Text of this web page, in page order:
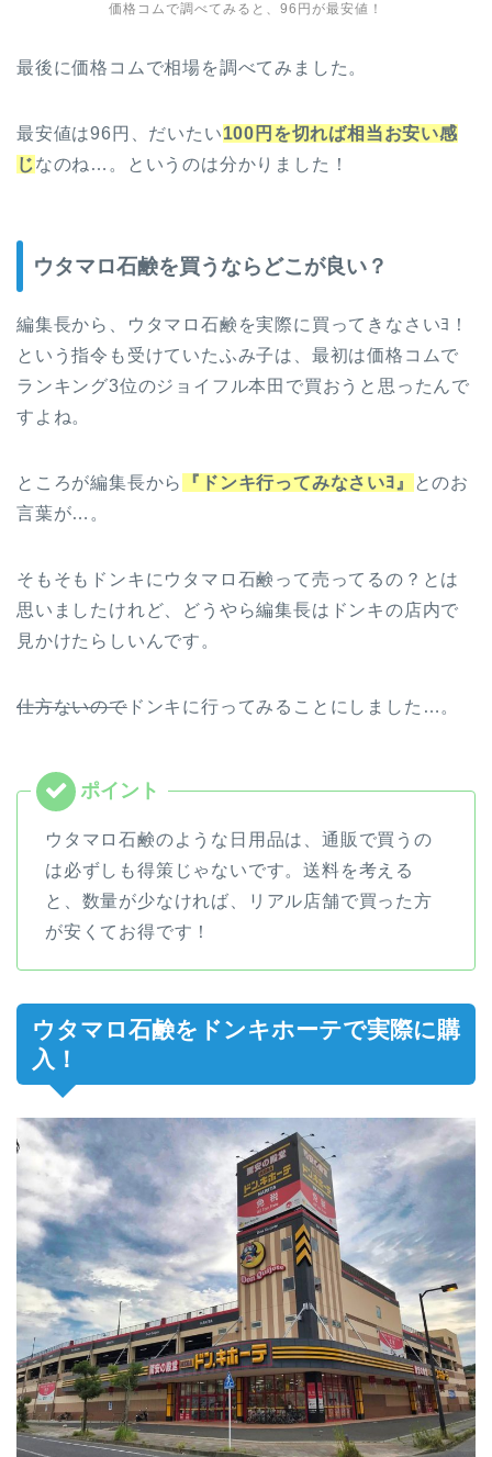
価格コムで調べてみると、96円が最安値！
最後に価格コムで相場を調べてみました。
最安値は96円、だいたい100円を切れば相当お安い感
じなのね…。というのは分かりました！
ウタマロ石鹸を買うならどこが良い？
編集長から、ウタマロ石鹸を実際に買ってきなさいﾖ！
という指令も受けていたふみ子は、最初は価格コムで
ランキング3位のジョイフル本田で買おうと思ったんで
すよね。
ところが編集長から 『ドンキ行ってみなさいﾖ』
とのお
言葉が…。
そもそもドンキにウタマロ石鹸って売ってるの？とは
思いましたけれど、どうやら編集長はドンキの店内で
見かけたらしいんです。
仕方ないのでドンキに行ってみることにしました…。
ウタマロ石鹸のような日用品は、通販で買うの
は必ずしも得策じゃないです。送料を考える
と、数量が少なければ、リアル店舗で買った方
が安くてお得です！
ウタマロ石鹸をドンキホーテで実際に購
入！